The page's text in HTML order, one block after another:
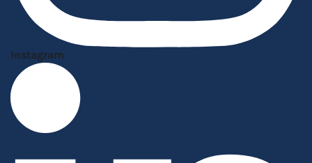
Instagram